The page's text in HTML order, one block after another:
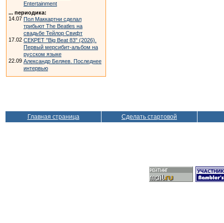
Entertainment
... периодика:
14.07 Пол Маккартни сделал
трибьют The Beatles на
свадьбе Тейлор Свифт
17.02 СЕКРЕТ "Big Beat 83" (2026).
Первый мерсибит-альбом на
русском языке
22.09 Александр Беляев. Последнее
интервью
Главная страница Сделать стартовой